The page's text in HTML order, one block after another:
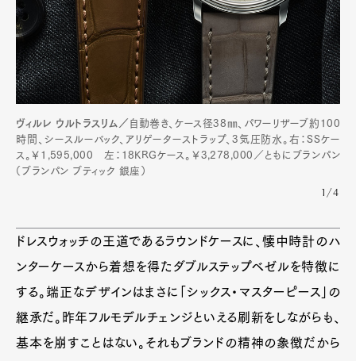
Art&Design WatchFashion
Cars
ProductCulture Lifestyle
Pen Membership
Magazine
Official Columnist
About
Pen Meet
ヴィルレ ウルトラスリム／ 自動巻き、ケース径38㎜、パワーリザーブ約100
時間、シースルーバック、アリゲーターストラップ、3気圧防水。右：SSケー
ス。￥1,595,000 左：18KRGケース。￥3,278,000／ともにブランパン
（ブランパン ブティック 銀座）
1/4
ドレスウォッチの王道であるラウンドケースに、懐中時計のハ
ンターケースから着想を得たダブルステップベゼルを特徴に
する。端正なデザインはまさに「シックス・マスターピース」の
継承だ。昨年フルモデルチェンジといえる刷新をしながらも、
基本を崩すことはない。それもブランドの精神の象徴だから